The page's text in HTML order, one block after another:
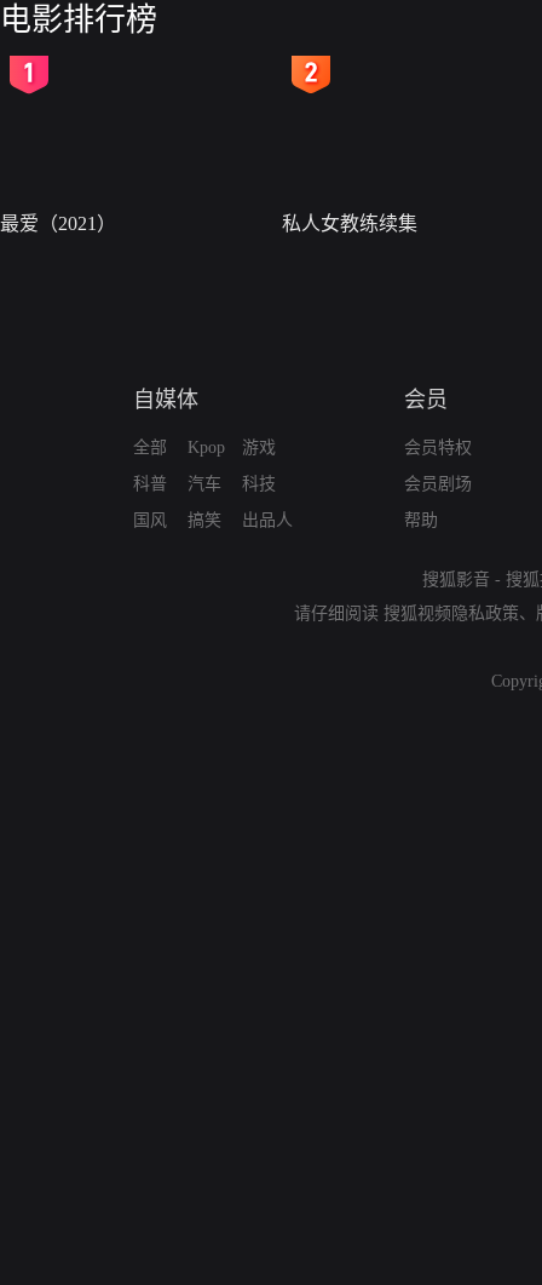
电影排行榜
最爱（2021） 私人女教练续集
自媒体
全部
科普
国风
Kpop
汽车
搞笑
游戏
科技
出品人
会员
会员特权
会员剧场
帮助
搜狐影音 - 搜
请仔细阅读 搜狐视频隐私政策、